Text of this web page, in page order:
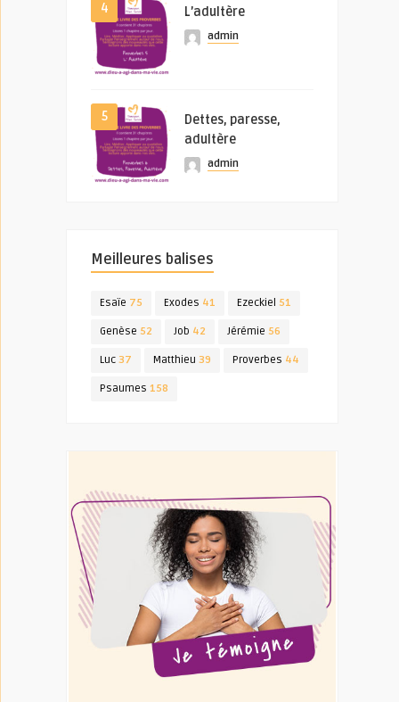
4 L’adultère
admin
5
Dettes, paresse,
adultère
admin
Meilleures balises
Esaïe 75 Exodes 41 Ezeckiel 51
Genèse 52 Job 42 Jérémie 56
Luc 37 Matthieu 39 Proverbes 44
Psaumes 158